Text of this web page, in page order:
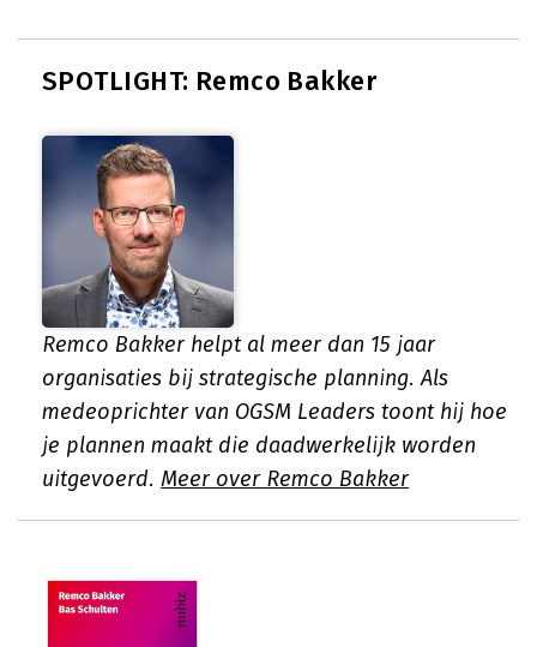
SPOTLIGHT: Remco Bakker
Remco Bakker helpt al meer dan 15 jaar
organisaties bij strategische planning. Als
medeoprichter van OGSM Leaders toont hij hoe
je plannen maakt die daadwerkelijk worden
uitgevoerd. Meer over Remco Bakker